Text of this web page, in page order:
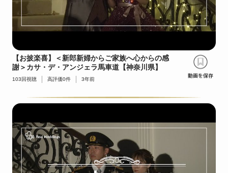
【お披楽喜】＜新郎新婦からご家族へ心からの感
謝＞カサ・デ・アンジェラ馬車道【神奈川県】
103回視聴 高評価0件 3年前